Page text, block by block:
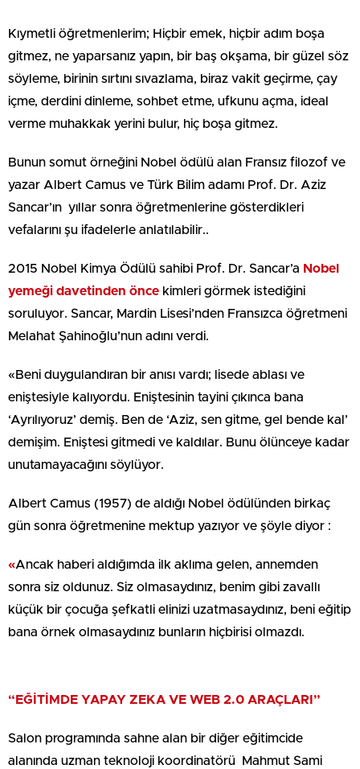
Kıymetli öğretmenlerim; Hiçbir emek, hiçbir adım boşa
gitmez, ne yaparsanız yapın, bir baş okşama, bir güzel söz
söyleme, birinin sırtını sıvazlama, biraz vakit geçirme, çay
içme, derdini dinleme, sohbet etme, ufkunu açma, ideal
verme muhakkak yerini bulur, hiç boşa gitmez.
Bunun somut örneğini Nobel ödülü alan Fransız filozof ve
yazar Albert Camus ve Türk Bilim adamı Prof. Dr. Aziz
Sancar’ın yıllar sonra öğretmenlerine gösterdikleri
vefalarını şu ifadelerle anlatılabilir..
2015 Nobel Kimya Ödülü sahibi Prof. Dr. Sancar’a Nobel
yemeği davetinden önce kimleri görmek istediğini
soruluyor. Sancar, Mardin Lisesi’nden Fransızca öğretmeni
Melahat Şahinoğlu’nun adını verdi.
«Beni duygulandıran bir anısı vardı; lisede ablası ve
eniştesiyle kalıyordu. Eniştesinin tayini çıkınca bana
‘Ayrılıyoruz’ demiş. Ben de ‘Aziz, sen gitme, gel bende kal’
demişim. Eniştesi gitmedi ve kaldılar. Bunu ölünceye kadar
unutamayacağını söylüyor.
Albert Camus (1957) de aldığı Nobel ödülünden birkaç
gün sonra öğretmenine mektup yazıyor ve şöyle diyor :
«Ancak haberi aldığımda ilk aklıma gelen, annemden
sonra siz oldunuz. Siz olmasaydınız, benim gibi zavallı
küçük bir çocuğa şefkatli elinizi uzatmasaydınız, beni eğitip
bana örnek olmasaydınız bunların hiçbirisi olmazdı.
“EĞİTİMDE YAPAY ZEKA VE WEB 2.0 ARAÇLARI”
Salon programında sahne alan bir diğer eğitimcide
alanında uzman teknoloji koordinatörü Mahmut Sami